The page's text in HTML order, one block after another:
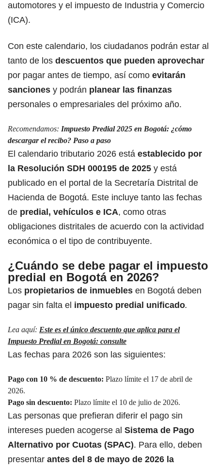
automotores y el impuesto de Industria y Comercio
(ICA).
Con este calendario, los ciudadanos podrán estar al
tanto de los descuentos que pueden aprovechar
por pagar antes de tiempo, así como evitarán
sanciones y podrán planear las finanzas
personales o empresariales del próximo año.
Recomendamos: Impuesto Predial 2025 en Bogotá: ¿cómo
descargar el recibo? Paso a paso
El calendario tributario 2026 está establecido por
la Resolución SDH 000195 de 2025 y está
publicado en el portal de la Secretaría Distrital de
Hacienda de Bogotá. Este incluye tanto las fechas
de predial, vehículos e ICA, como otras
obligaciones distritales de acuerdo con la actividad
económica o el tipo de contribuyente.
¿Cuándo se debe pagar el impuesto
predial en Bogotá en 2026?
Los propietarios de inmuebles en Bogotá deben
pagar sin falta el impuesto predial unificado.
Lea aquí: Este es el único descuento que aplica para el
Impuesto Predial en Bogotá: consulte
Las fechas para 2026 son las siguientes:
Pago con 10 % de descuento: Plazo límite el 17 de abril de
2026.
Pago sin descuento: Plazo límite el 10 de julio de 2026.
Las personas que prefieran diferir el pago sin
intereses pueden acogerse al Sistema de Pago
Alternativo por Cuotas (SPAC). Para ello, deben
presentar antes del 8 de mayo de 2026 la